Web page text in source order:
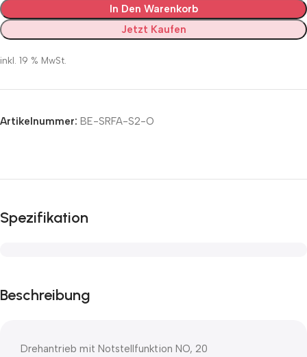
In Den Warenkorb
Jetzt Kaufen
inkl. 19 % MwSt.
Artikelnummer: BE-SRFA-S2-O
Spezifikation
Beschreibung
Drehantrieb mit Notstellfunktion NO, 20